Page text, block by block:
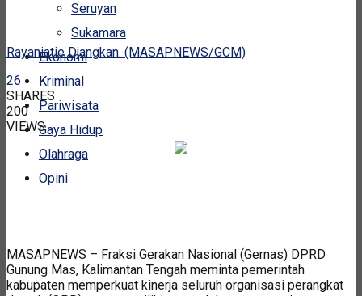
Seruyan
Sukamara
Ekonomi
Kriminal
Pariwisata
Gaya Hidup
Olahraga
Opini
Rayaniatie Djangkan. (MASAPNEWS/GCM)
26
SHARES
200
VIEWS
MASAPNEWS – Fraksi Gerakan Nasional (Gernas) DPRD
Gunung Mas, Kalimantan Tengah meminta pemerintah
kabupaten memperkuat kinerja seluruh organisasi perangkat